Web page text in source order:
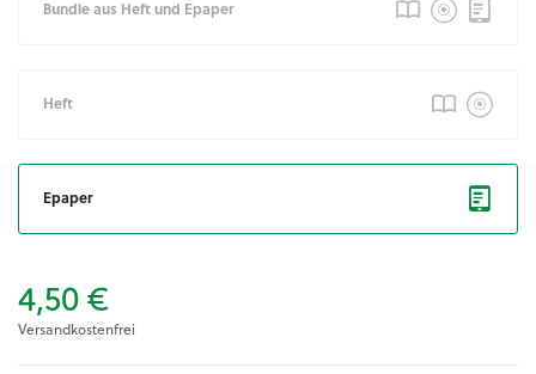
Bundle aus Heft und Epaper
Heft
Epaper
4,50 €
Versandkostenfrei